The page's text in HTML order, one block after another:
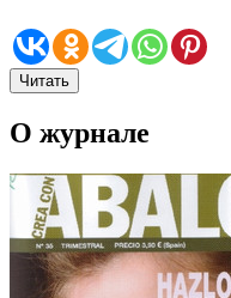
Читать
О журнале